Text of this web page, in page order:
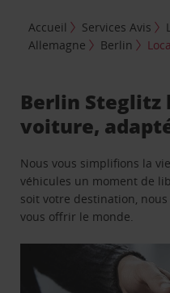
Accueil Services Avis
Allemagne
Berlin
Berlin Steglitz
voiture,
Nous vous simplifions la
véhicules un moment de
soit votre destination,
vous offrir le monde.